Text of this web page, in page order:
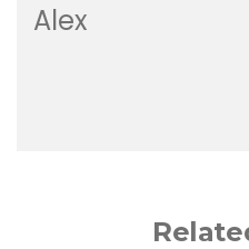
Alex